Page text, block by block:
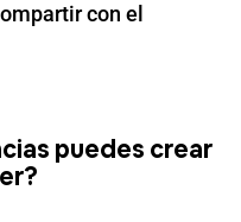
con el
puedes crear